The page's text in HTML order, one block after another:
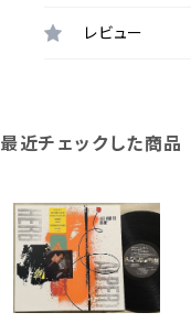
レビュー
最近チェックした商品